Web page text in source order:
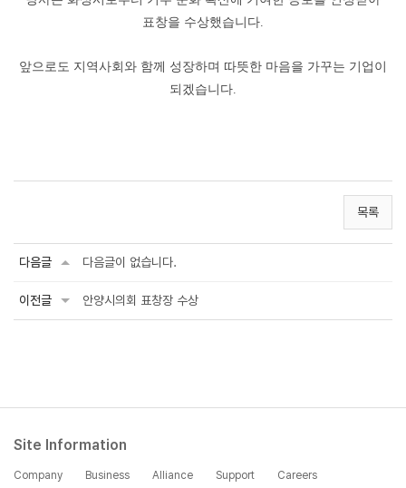
표창을 수상했습니다.
앞으로도 지역사회와 함께 성장하며 따뜻한 마음을 가꾸는 기업이
되겠습니다.
목록
다음글 다음글이 없습니다.
이전글 안양시의회 표창장 수상
Site Information
Company Business Alliance Support Careers